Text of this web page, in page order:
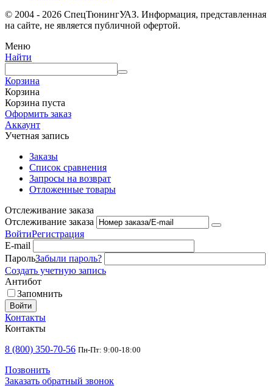
© 2004 - 2026 СпецТюнингУАЗ. Информация, представленная
на сайте, не является публичной офертой.
Меню
Найти
Корзина
Корзина
Корзина пуста
Оформить заказ
Аккаунт
Учетная запись
Заказы
Список сравнения
Запросы на возврат
Отложенные товары
Отслеживание заказа
Отслеживание заказа
ВойтиРегистрация
E-mail
ПарольЗабыли пароль?
Создать учетную запись
Антибот
Запомнить
Войти
Контакты
Контакты
8 (800) 350-70-56 Пн-Пт: 9:00-18:00
Позвонить
Заказать обратный звонок